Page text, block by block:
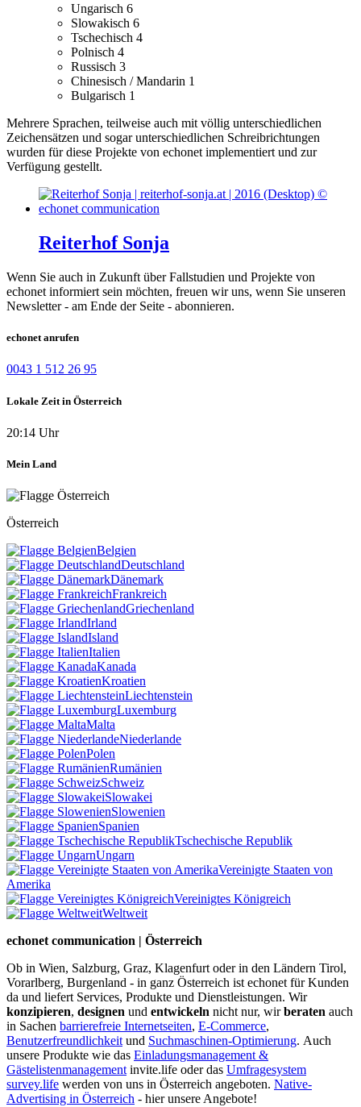
Ungarisch 6
Slowakisch 6
Tschechisch 4
Polnisch 4
Russisch 3
Chinesisch / Mandarin 1
Bulgarisch 1
Mehrere Sprachen, teilweise auch mit völlig unterschiedlichen
Zeichensätzen und sogar unterschiedlichen Schreibrichtungen
wurden für diese Projekte von echonet implementiert und zur
Verfügung gestellt.
Reiterhof Sonja
Wenn Sie auch in Zukunft über Fallstudien und Projekte von
echonet informiert sein möchten, freuen wir uns, wenn Sie unseren
Newsletter - am Ende der Seite - abonnieren.
echonet anrufen
0043 1 512 26 95
Lokale Zeit in Österreich
20:14 Uhr
Mein Land
Österreich
Belgien
Deutschland
Dänemark
Frankreich
Griechenland
Irland
Island
Italien
Kanada
Kroatien
Liechtenstein
Luxemburg
Malta
Niederlande
Polen
Rumänien
Schweiz
Slowakei
Slowenien
Spanien
Tschechische Republik
Ungarn
Vereinigte Staaten von
Amerika
Vereinigtes Königreich
Weltweit
echonet communication | Österreich
Ob in Wien, Salzburg, Graz, Klagenfurt oder in den Ländern Tirol,
Vorarlberg, Burgenland - in ganz Österreich ist echonet für Kunden
da und liefert Services, Produkte und Dienstleistungen. Wir
konzipieren, designen und entwickeln nicht nur, wirberaten auch
in Sachen barrierefreie Internetseiten, E-Commerce,
Benutzerfreundlichkeit und Suchmaschinen-Optimierung. Auch
unsere Produkte wie das Einladungsmanagement &
Gästelistenmanagement invite.life oder das Umfragesystem
survey.life werden von uns in Österreich angeboten. Native-
Advertising in Österreich - hier unsere Angebote!